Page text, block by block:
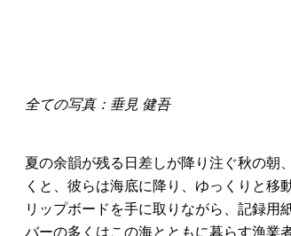
全ての写真：垂見 健吾
夏の余韻が残る日差しが降り注ぐ秋の朝
くと、彼らは海底に降り、ゆっくりと移
リップボードを手に取りながら、記録
バーの多くはこの海とともに暮らす漁業